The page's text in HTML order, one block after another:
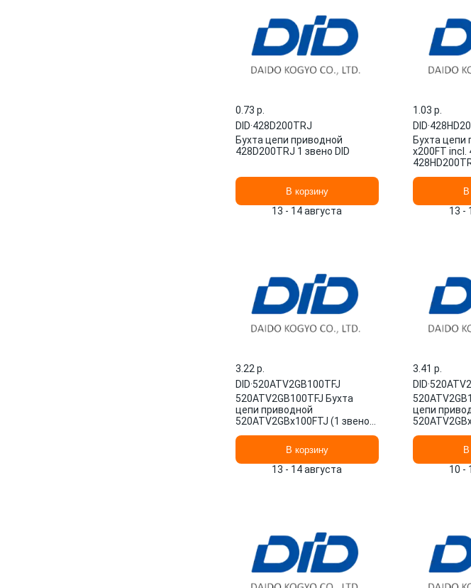
0.73 p.
DID·428D200TRJ
Бухта цепи приводной
428D200TRJ 1 звено DID
В корзину
13 - 14 августа
1.03 p.
DID·
Бухта цепи
x200FT incl.
В
13 -
3.22 p.
DID·520ATV2GB100TFJ
520ATV2GB100TFJ Бухта
цепи приводной
520ATV2GBx100FTJ (1 звено)
В корзину
13 - 14 августа
3.41 p.
DID·
цепи
В
10 -